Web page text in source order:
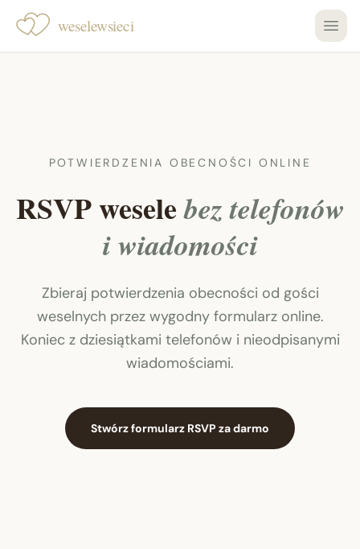
weselewsieci
POTWIERDZENIA OBECNOŚCI ONLINE
RSVP weselebez telefonów
i wiadomości
Zbieraj potwierdzenia obecności od gości
weselnych przez wygodny formularz online.
Koniec z dziesiątkami telefonów i nieodpisanymi
wiadomościami.
Stwórz formularz RSVP za darmo